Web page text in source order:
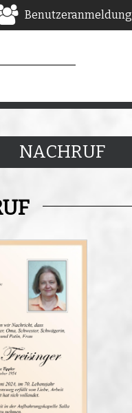
Benutzeranmeldung
NACHRUF